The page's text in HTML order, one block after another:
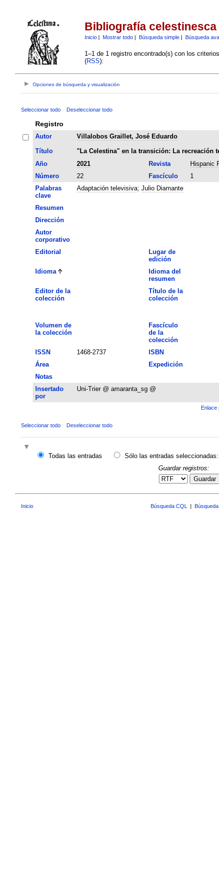
Bibliografía celestinesca
Inicio| Mostrar todo| Búsqueda simple| Búsqueda
1–1 de 1 registro encontrado(s) con los
(RSS):
Opciones de búsqueda y visualización
Seleccionar todo Deseleccionar todo
Registro
Autor
Villalobos Graillet, José Eduardo
Título
"La Celestina" en la transición: La recreación
Año
2021 Revista
Hispanic
Número
22 Fascículo
1
Palabras
clave
Adaptación televisiva; Julio Diamante
Resumen
Dirección
Autor
corporativo
Editorial
Lugar de
edición
Idioma
Idioma del
resumen
Editor de la
colección
Título de la
colección
Volumen de
la colección
Fascículo
de la
colección
ISSN
1468-2737
ISBN
Área
Expedición
Notas
Insertado
por
Uni-Trier @ amaranta_sg @
Enlace
Seleccionar todo Deseleccionar todo
Todas las entradas
Sólo las entradas seleccionadas:
Guardar registros:
Guardar
Inicio Búsqueda CQL